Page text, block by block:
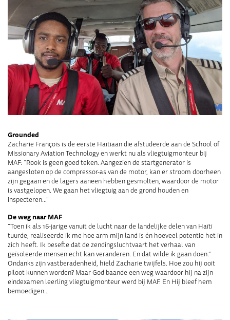
Grounded
Zacharie François is de eerste Haïtiaan die afstudeerde aan de School of
Missionary Aviation Technology en werkt nu als vliegtuigmonteur bij
MAF: “Rook is geen goed teken. Aangezien de startgenerator is
aangesloten op de compressor-as van de motor, kan er stroom doorheen
zijn gegaan en de lagers aaneen hebben gesmolten, waardoor de motor
is vastgelopen. We gaan het vliegtuig aan de grond houden en
inspecteren…”
De weg naar MAF
“Toen ik als 16-jarige vanuit de lucht naar de landelijke delen van Haïti
tuurde, realiseerde ik me hoe arm mijn land is én hoeveel potentie het in
zich heeft. Ik besefte dat de zendingsluchtvaart het verhaal van
geïsoleerde mensen echt kan veranderen. En dat wilde ik gaan doen.”
Ondanks zijn vastberadenheid, hield Zacharie twijfels. Hoe zou hij ooit
piloot kunnen worden? Maar God baande een weg waardoor hij na zijn
eindexamen leerling vliegtuigmonteur werd bij MAF. En Hij bleef hem
bemoedigen…